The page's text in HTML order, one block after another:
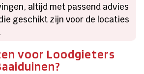
altijd met passend advies
geschikt zijn voor de locaties
voor Loodgieters